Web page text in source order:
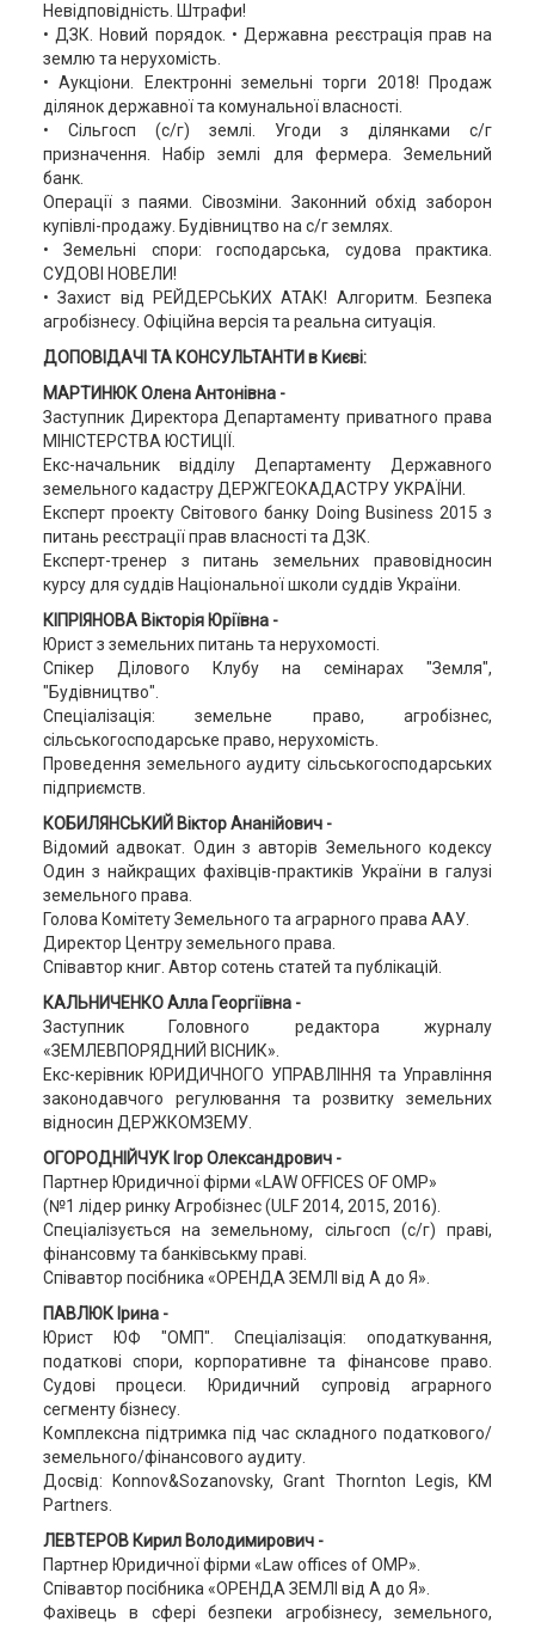
Невідповідність. Штрафи!
• ДЗК. Новий порядок. • Державна реєстрація прав на
землю та нерухомість.
• Аукціони. Електронні земельні торги 2018! Продаж
ділянок державної та комунальної власності.
• Сільгосп (с/г) землі. Угоди з ділянками с/г
призначення. Набір землі для фермера. Земельний
банк.
Операції з паями. Сівозміни. Законний обхід заборон
купівлі-продажу. Будівництво на с/г землях.
• Земельні спори: господарська, судова практика.
СУДОВІ НОВЕЛИ!
• Захист від РЕЙДЕРСЬКИХ АТАК! Алгоритм. Безпека
агробізнесу. Офіційна версія та реальна ситуація.
ДОПОВІДАЧІ ТА КОНСУЛЬТАНТИ в Києві:
МАРТИНЮК Олена Антонівна -
Заступник Директора Департаменту приватного права
МІНІСТЕРСТВА ЮСТИЦІЇ.
Екс-начальник відділу Департаменту Державного
земельного кадастру ДЕРЖГЕОКАДАСТРУ УКРАЇНИ.
Експерт проекту Світового банку Doing Business 2015 з
питань реєстрації прав власності та ДЗК.
Експерт-тренер з питань земельних правовідносин
курсу для суддів Національної школи суддів України.
КІПРІЯНОВА Вікторія Юріївна -
Юрист з земельних питань та нерухомості.
Спікер Ділового Клубу на семінарах "Земля",
"Будівництво".
Спеціалізація: земельне право, агробізнес,
сільськогосподарське право, нерухомість.
Проведення земельного аудиту сільськогосподарських
підприємств.
КОБИЛЯНСЬКИЙ Віктор Ананійович -
Відомий адвокат. Один з авторів Земельного кодексу
Один з найкращих фахівців-практиків України в галузі
земельного права.
Голова Комітету Земельного та аграрного права ААУ.
Директор Центру земельного права.
Співавтор книг. Автор сотень статей та публікацій.
КАЛЬНИЧЕНКО Алла Георгіївна -
Заступник Головного редактора журналу
«ЗЕМЛЕВПОРЯДНИЙ ВІСНИК».
Екс-керівник ЮРИДИЧНОГО УПРАВЛІННЯ та Управління
законодавчого регулювання та розвитку земельних
відносин ДЕРЖКОМЗЕМУ.
ОГОРОДНІЙЧУК Ігор Олександрович -
Партнер Юридичної фірми «LAW OFFICES OF OMP»
(№1 лідер ринку Агробізнес (ULF 2014, 2015, 2016).
Спеціалізується на земельному, сільгосп (с/г) праві,
фінансовму та банківськму праві.
Співавтор посібника «ОРЕНДА ЗЕМЛІ від А до Я».
ПАВЛЮК Ірина -
Юрист ЮФ "ОМП". Спеціалізація: оподаткування,
податкові спори, корпоративне та фінансове право.
Судові процеси. Юридичний супровід аграрного
сегменту бізнесу.
Комплексна підтримка під час складного податкового/
земельного/фінансового аудиту.
Досвід: Konnov&Sozanovsky, Grant Thornton Legis, KM
Partners.
ЛЕВТЕРОВ Кирил Володимирович -
Партнер Юридичної фірми «Law offices of OMP».
Співавтор посібника «ОРЕНДА ЗЕМЛІ від А до Я».
Фахівець в сфері безпеки агробізнесу, земельного,